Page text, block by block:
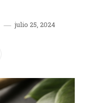
julio 25, 2024